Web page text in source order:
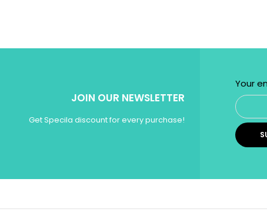
JOIN OUR NEWSLETTER
Get Specila discount for every purchase!
Your